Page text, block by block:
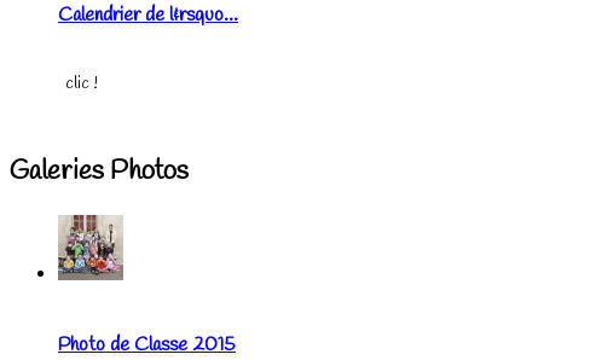
Calendrier de l&rsquo...
clic !
Galeries Photos
Photo de Classe 2015